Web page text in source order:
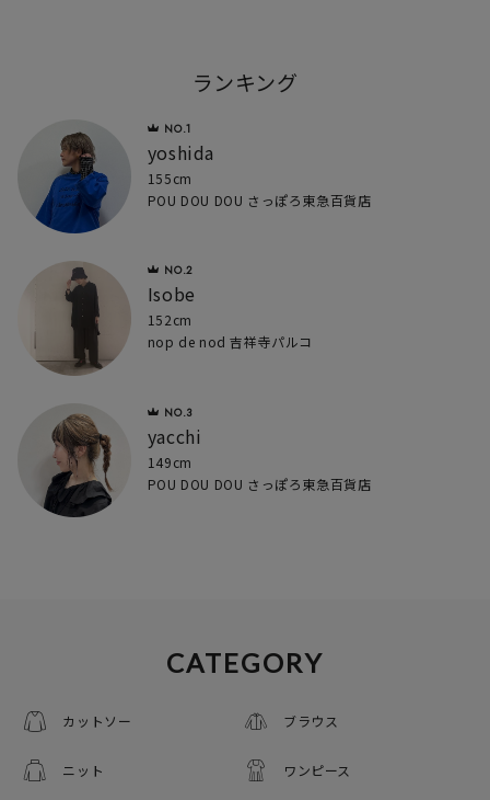
ランキング
yoshida
155cm
POU DOU DOU さっぽろ東急百貨店
Isobe
152cm
nop de nod 吉祥寺パルコ
yacchi
149cm
POU DOU DOU さっぽろ東急百貨店
CATEGORY
カットソー ブラウス
ニット ワンピース